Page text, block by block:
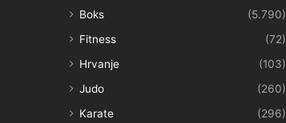
Boks
(5.790)
Fitness
(72)
Hrvanje
(103)
Judo
(260)
Karate
(296)